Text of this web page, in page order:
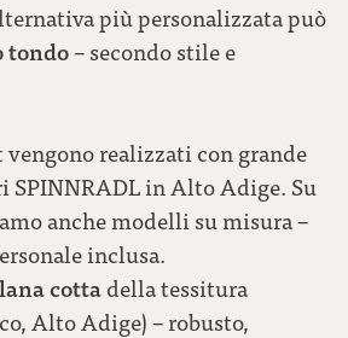
più personalizzata può
tondo– secondo stile e
realizzati con grande
SPINNRADL in Alto Adige. Su
anche modelli su misura –
inclusa.
cotta della tessitura
Alto Adige) – robusto,